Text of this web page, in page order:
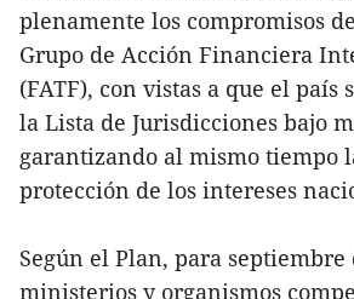
plenamente los compromisos
Grupo de Acción Financiera
(FATF), con vistas a que el país
la Lista de Jurisdicciones bajo
garantizando al mismo tiempo
protección de los intereses
Según el Plan, para septiembre
ministerios y organismos